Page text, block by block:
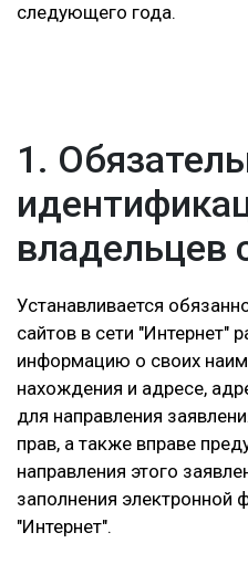
следующего года.
1.
владельцев
Устанавливается
сайтов в сети "Интернет"
информацию о своих
нахождения и адресе,
для направления
прав, а также вправе
направления этого
заполнения электронной
"Интернет".